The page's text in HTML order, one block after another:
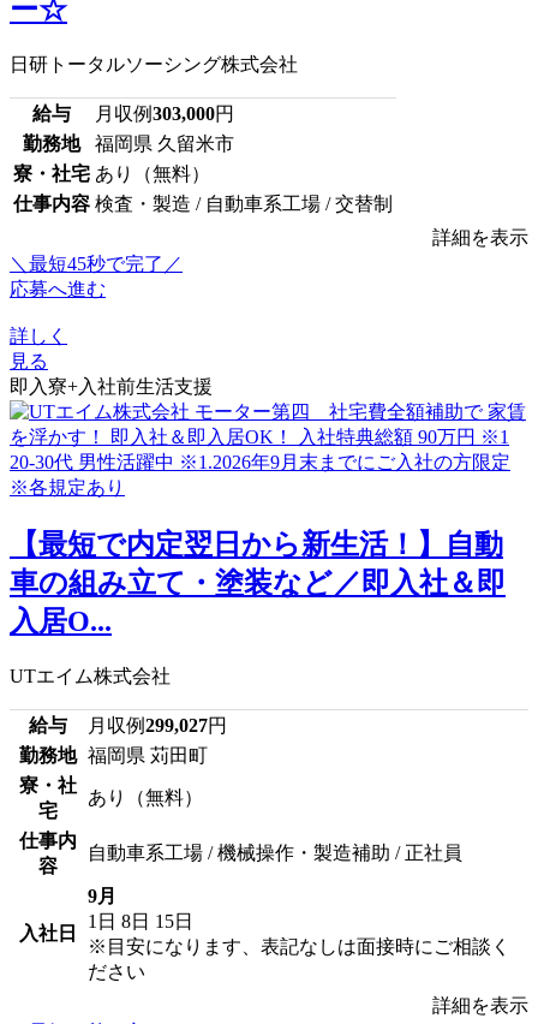
ー☆
日研トータルソーシング株式会社
給与 月収例303,000円
勤務地
福岡県 久留米市
寮・社宅 あり（無料）
仕事内容 検査・製造 / 自動車系工場 / 交替制
詳細を表示
＼最短45秒で完了／
応募へ進む
詳しく
見る
即入寮+入社前生活支援
【最短で内定翌日から新生活！】自動
車の組み立て・塗装など／即入社＆即
入居O...
UTエイム株式会社
給与 月収例299,027円
勤務地 福岡県 苅田町
寮・社
宅
あり（無料）
仕事内
容
自動車系工場 / 機械操作・製造補助 / 正社員
入社日
9月
1日 8日 15日
※目安になります、表記なしは面接時にご相談く
ださい
詳細を表示